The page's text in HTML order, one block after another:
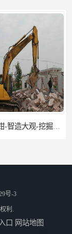
号-3
利.
口 网站地图